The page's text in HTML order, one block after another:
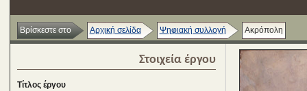
Βρίσκεστε στο Αρχική σελίδα Ψηφιακή συλλογή Ακρόπολη
Στοιχεία έργου
Τίτλος έργου